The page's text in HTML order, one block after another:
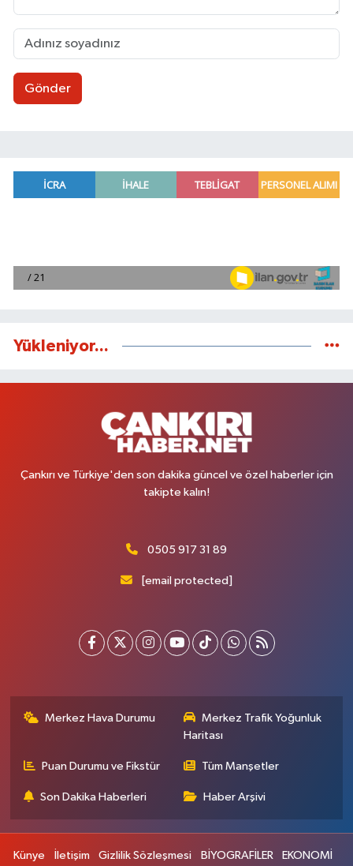
Gönder
Yükleniyor...
Çankırı ve Türkiye'den son dakika güncel ve özel haberler için
takipte kalın!
0505 917 31 89
[email protected]
Merkez Hava Durumu
Merkez Trafik Yoğunluk
Haritası
Puan Durumu ve Fikstür Tüm Manşetler
Son Dakika Haberleri Haber Arşivi
Künye İletişim Gizlilik Sözleşmesi BİYOGRAFİLER EKONOMİ